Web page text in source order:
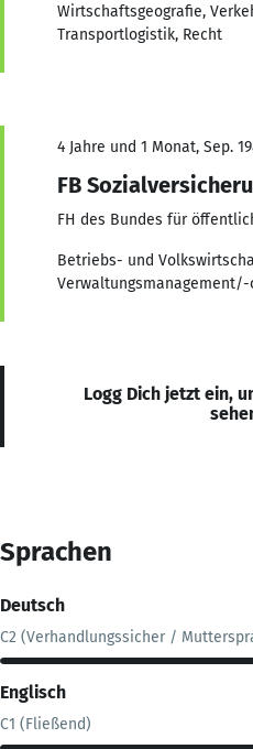
Wirtschaftsgeografie,
Transportlogistik, Recht
4 Jahre und 1 Monat, Sep.
FB
FH des Bundes für
Betriebs- und
Logg Dich jetzt ein,
Sprachen
Deutsch
C2 (Verhandlungssicher /
Englisch
C1 (Fließend)